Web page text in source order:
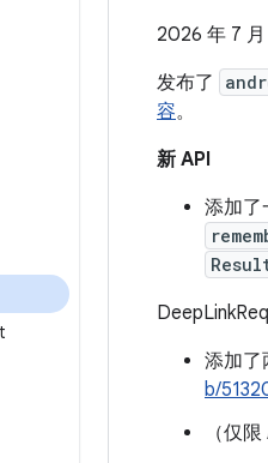
2026 年 7 月
发布了
容。
新 API
添加了
添加了
b/
（仅